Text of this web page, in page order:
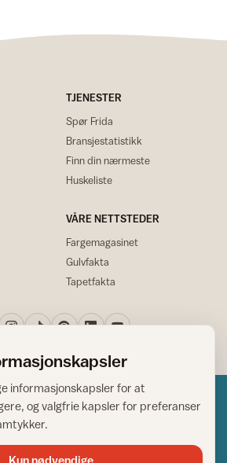
TJENESTER
Spør Frida
Bransjestatistikk
Finn din nærmeste
Huskeliste
VÅRE NETTSTEDER
Fargemagasinet
Gulvfakta
Tapetfakta
informasjonskapsler for at
og valgfrie kapsler for preferanser
Kun nødvendige